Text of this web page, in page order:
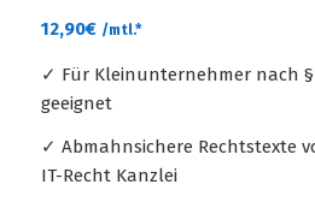
12,90€ /mtl.*
✓ Für Kleinunternehmer nach §
geeignet
✓ Abmahnsichere Rechtstexte
IT-Recht Kanzlei